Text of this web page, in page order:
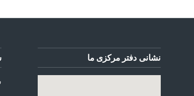
نشانی دفتر مرکزی ما